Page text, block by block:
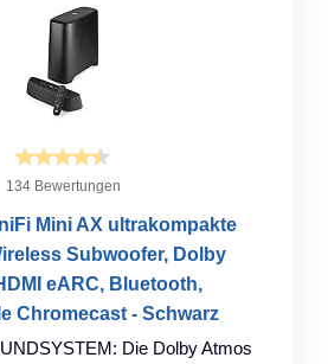
134 Bewertungen
Mini AX ultrakompakte
Subwoofer, Dolby
eARC, Bluetooth,
Chromecast - Schwarz
Die Dolby Atmos